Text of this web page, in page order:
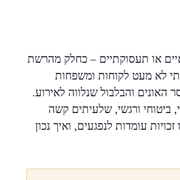
צבאיים או תעסוקתיים – כחלק מהרשת
לא מעט לקוחות ומשפחות
והבלבול שנלווה לאירוע.
ורגשי, שלעיתים קשה
עומדות לנפגעים, ואיך נכון